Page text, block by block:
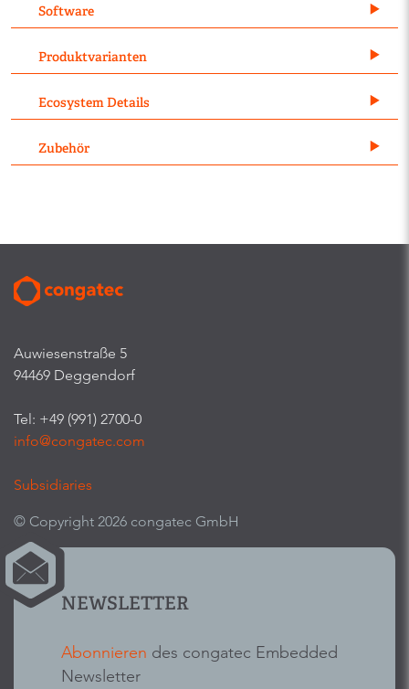
Software
Produktvarianten
Ecosystem Details
Zubehör
Auwiesenstraße 5
94469 Deggendorf
Tel: +49 (991) 2700-0
info@congatec.com
Subsidiaries
© Copyright 2026 congatec GmbH
NEWSLETTER
Abonnieren des congatec Embedded
Newsletter